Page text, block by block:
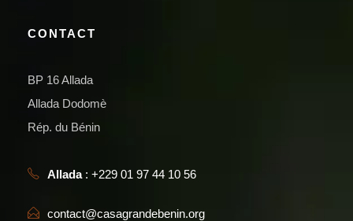
CONTACT
BP 16 Allada
Allada Dodomè
Rép. du Bénin
Allada: +229 01 97 44 10 56
contact@casagrandebenin.org